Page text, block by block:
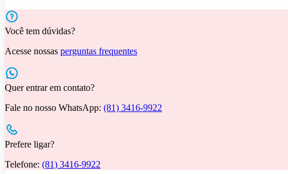
Você tem dúvidas?
Acesse nossas perguntas frequentes
Quer entrar em contato?
Fale no nosso WhatsApp: (81) 3416-9922
Prefere ligar?
Telefone: (81) 3416-9922